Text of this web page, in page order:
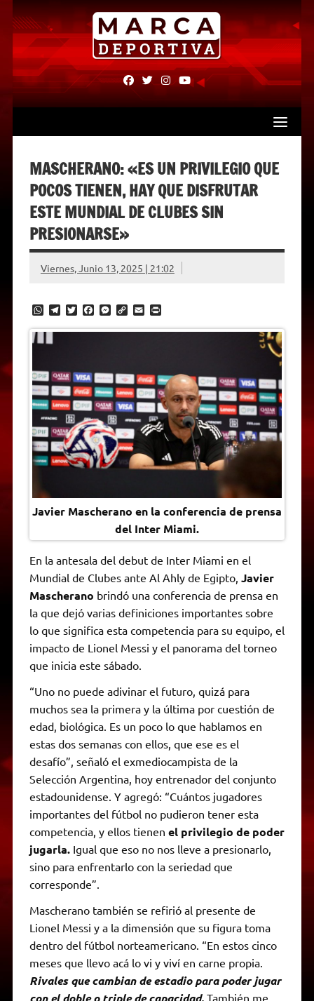
Skip
content
fab
fa-
fab
fa-
fab fab
MASCHERANO: «ES UN PRIVILEGIO QUE
POCOS TIENEN, HAY QUE DISFRUTAR
ESTE MUNDIAL DE CLUBES SIN
PRESIONARSE»
Viernes, Junio 13, 2025 | 21:02
W
a
t
p
p
T
l
a
m
T
i
r
F
c
o
k
M
s
g
e
r
C
p
n
k
E
a
P
i
r
i
e
n
d
l
Javier Mascherano en la conferencia de prensa
del Inter Miami.
En la antesala del debut de Inter Miami en el
Mundial de Clubes ante Al Ahly de Egipto, Javier
Mascherano brindó una conferencia de prensa en
la que dejó varias definiciones importantes sobre
lo que significa esta competencia para su equipo, el
impacto de Lionel Messi y el panorama del torneo
que inicia este sábado.
“Uno no puede adivinar el futuro, quizá para
muchos sea la primera y la última por cuestión de
edad, biológica. Es un poco lo que hablamos en
estas dos semanas con ellos, que ese es el
desafío”, señaló el exmediocampista de la
Selección Argentina, hoy entrenador del conjunto
estadounidense. Y agregó: “Cuántos jugadores
importantes del fútbol no pudieron tener esta
competencia, y ellos tienen el privilegio de poder
jugarla.Igual que eso no nos lleve a presionarlo,
sino para enfrentarlo con la seriedad que
corresponde”.
Mascherano también se refirió al presente de
Lionel Messi y a la dimensión que su figura toma
dentro del fútbol norteamericano. “En estos cinco
meses que llevo acá lo vi y viví en carne propia.
Rivales que cambian de estadio para poder jugar
con el doble o triple de capacidad. También me